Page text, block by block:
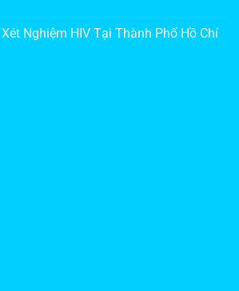
Nghiệm HIV Tại Thành Phố Hồ Chí